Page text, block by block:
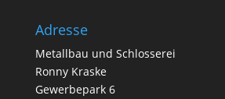
Adresse
Metallbau und Schlosserei
Ronny Kraske
Gewerbepark 6